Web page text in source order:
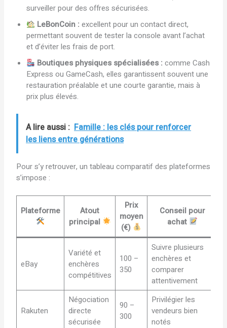
surveiller pour des offres sécurisées.
LeBonCoin : excellent pour un contact direct,
permettant souvent de tester la console avant l’achat
et d’éviter les frais de port.
Boutiques physiques spécialisées : comme Cash
Express ou GameCash, elles garantissent souvent une
restauration préalable et une courte garantie, mais à
prix plus élevés.
A lire aussi : Famille : les clés pour renforcer
les liens entre générations
Pour s’y retrouver, un tableau comparatif des plateformes
s’impose :
Plateforme
Atout
principal
Prix
moyen
(€)
Conseil pour
achat
eBay
Variété et
enchères
compétitives
100 –
350
Suivre plusieurs
enchères et
comparer
attentivement
Rakuten
Négociation
directe
sécurisée
90 –
300
Privilégier les
vendeurs bien
notés